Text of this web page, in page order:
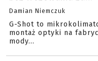
Damian Niemczuk
G-Shot to
montaż optyki na
mody...